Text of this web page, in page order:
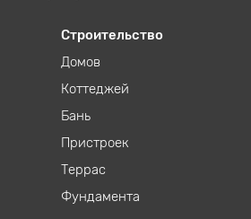
Строительство
Домов
Коттеджей
Бань
Пристроек
Террас
Фундамента